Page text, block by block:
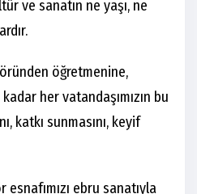
ve sanatın ne yaşı, ne
öğretmenine,
her vatandaşımızın bu
katkı sunmasını, keyif
ebru sanatıyla